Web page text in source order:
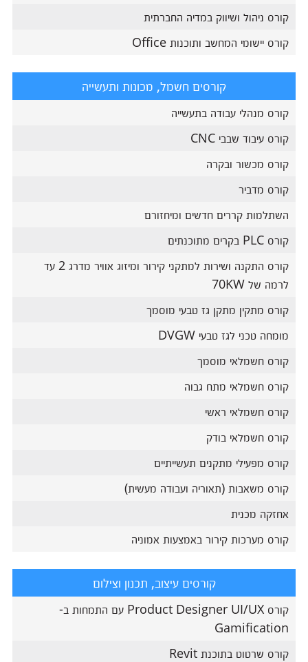
קורס ניהול ושיווק במדיה החברתית
קורס יישומי המחשב ותוכנות Office
קורסים חשמל, מכונות ותעשייה
קורס מנהלי עבודה בתעשייה
קורס עיבוד שבבי CNC
קורס מכשור ובקרה
קורס מדביר
השתלמות קררים חדשים ומיחזורם
קורס PLC בקרים מתוכנתים
קורס התקנה ושירות למתקני קירור ומיזוג אוויר מדרג 2 עד
לרמה של 70KW
קורס מתקין מתקן גז טבעי מוסמך
מומחה טכני לגז טבעי DVGW
קורס חשמלאי מוסמך
קורס חשמלאי מתח גבוה
קורס חשמלאי ראשי
קורס חשמלאי בודק
קורס מפעילי מתקנים תעשייתיים
קורס משאבות (תאוריה ועבודה מעשית)
אחזקה מכנית
קורס מערכות קירור באמצעות אמוניה
קורסים עיצוב, תכנון וצילום
קורס Product Designer UI/UX עם התמחות ב-
Gamification
קורס שרטוט בתוכנת Revit